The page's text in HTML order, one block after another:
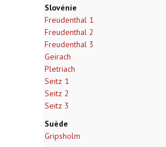
Slovénie
Freudenthal 1
Freudenthal 2
Freudenthal 3
Geirach
Pletriach
Seitz 1
Seitz 2
Seitz 3
Suède
Gripsholm